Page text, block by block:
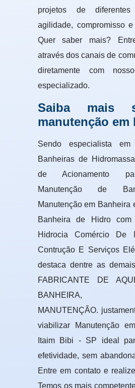
projetos de
agilidade, compromisso e
Quer saber mais?
através dos canais de
diretamente com
especializado.
Saiba mais
manutenção em
Sendo especialista
Banheiras de
de Acionamento
Manutenção de
Manutenção em Banheira
Banheira de Hidro com
Hidrocia Comércio De
Contrução E Serviços
destaca dentre as
FABRICANTE DE
BANHEIRA,
MANUTENÇÃO.
viabilizar Manutenção
Itaim Bibi - SP ideal
efetividade, sem
Entre em contato e
Temos os mais